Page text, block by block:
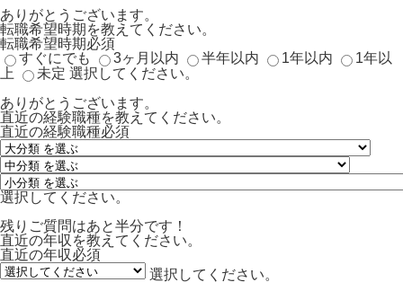
ありがとうございます。
転職希望時期を教えてください。
転職希望時期必須
すぐにでも
3ヶ月以内 半年以内 1年以内
1年以
上
未定 選択してください。
ありがとうございます。
直近の経験職種を教えてください。
直近の経験職種必須
選択してください。
残りご質問はあと半分です！
直近の年収を教えてください。
直近の年収必須
選択してください。